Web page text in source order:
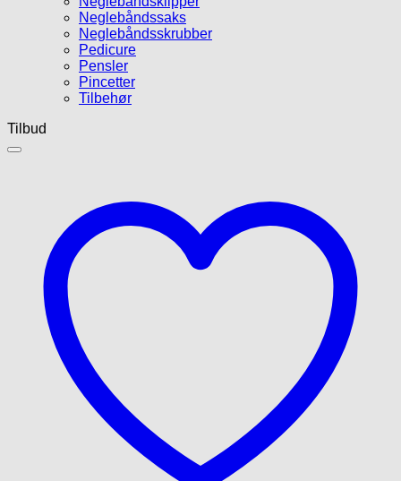
Neglebåndssaks
Neglebåndsskrubber
Pedicure
Pensler
Pincetter
Tilbehør
Tilbud